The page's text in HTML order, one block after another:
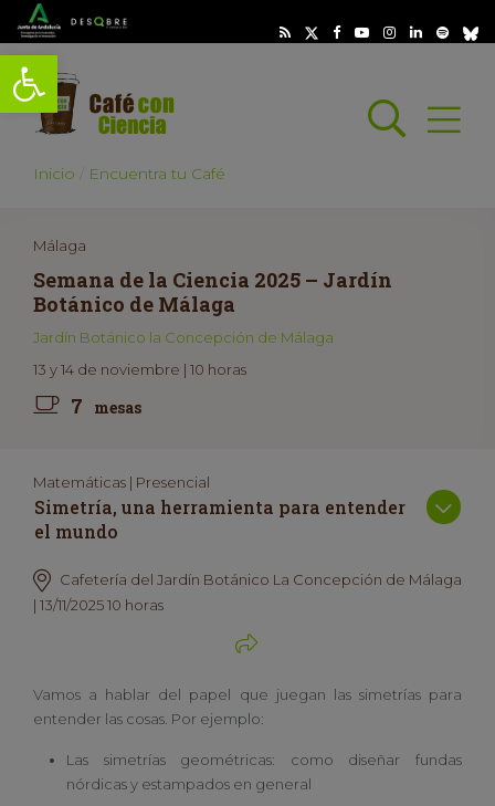
Abrir barra de herramientas
Abrir
Inicio Encuentra tu Café
Málaga
Semana de la Ciencia 2025 – Jardín
Botánico de Málaga
Jardín Botánico la Concepción de Málaga
13 y 14 de noviembre | 10 horas
7 mesas
Matemáticas | Presencial
Simetría, una herramienta para entender
el mundo
Cafetería del Jardín Botánico La Concepción de Málaga
| 13/11/2025 10 horas
Vamos a hablar del papel que juegan las simetrías para
entender las cosas. Por ejemplo:
Las simetrías geométricas: como diseñar fundas
nórdicas y estampados en general